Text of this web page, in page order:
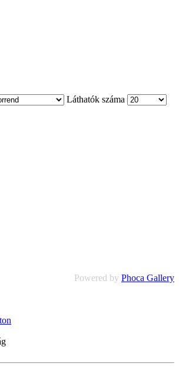
Láthatók száma
Powered by Phoca Gallery